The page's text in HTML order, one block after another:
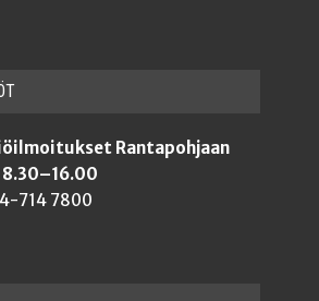
Rantapohjaan
714 7800